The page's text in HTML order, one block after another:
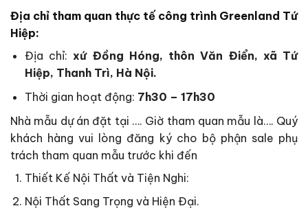
Địa chỉ tham quan thực tế công trình Greenland Tứ
Hiệp:
Địa chỉ:xứ Đồng Hóng, thôn Văn Điển, xã Tứ
Hiệp, Thanh Trì, Hà Nội.
Thời gian hoạt động: 7h30 – 17h30
Nhà mẫu dự án đặt tại …. Giờ tham quan mẫu là…. Quý
khách hàng vui lòng đăng ký cho bộ phận sale phụ
trách tham quan mẫu trước khi đến
Thiết Kế Nội Thất và Tiện Nghi:
Nội Thất Sang Trọng và Hiện Đại.